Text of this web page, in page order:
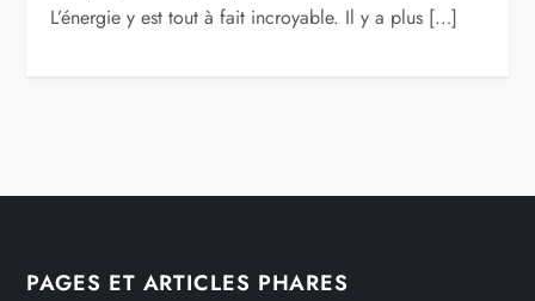
L’énergie y est tout à fait incroyable. Il y a plus […]
PAGES ET ARTICLES PHARES